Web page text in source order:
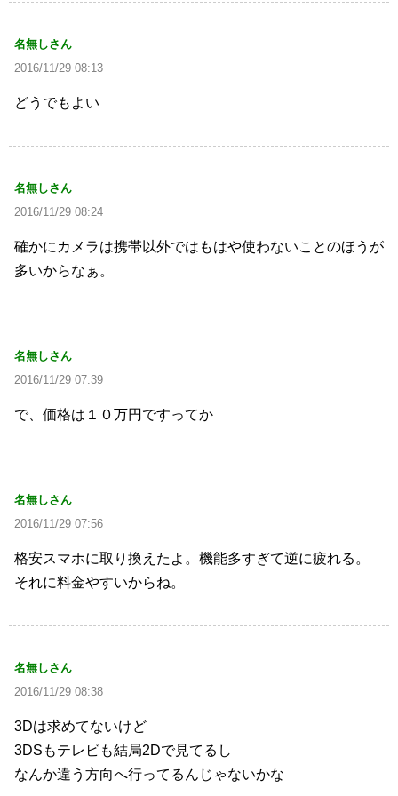
名無しさん
2016/11/29 08:13
どうでもよい
名無しさん
2016/11/29 08:24
確かにカメラは携帯以外ではもはや使わないことのほうが
多いからなぁ。
名無しさん
2016/11/29 07:39
で、価格は１０万円ですってか
名無しさん
2016/11/29 07:56
格安スマホに取り換えたよ。機能多すぎて逆に疲れる。
それに料金やすいからね。
名無しさん
2016/11/29 08:38
3Dは求めてないけど
3DSもテレビも結局2Dで見てるし
なんか違う方向へ行ってるんじゃないかな